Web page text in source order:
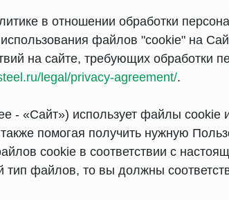
в отношении обработки
файлов "cookie" на
на сайте, требующих
legal/privacy-agreement/.
- «Сайт») использует файлы cookie
помогая получить нужную
cookie в соответствии с
файлов, то вы должны